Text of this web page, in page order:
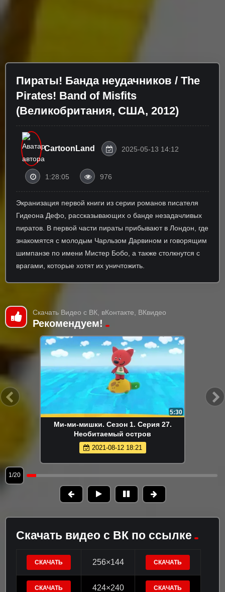
Пираты! Банда неудачников / The
Pirates! Band of Misfits
(Великобритания, США, 2012)
CartoonLand 2025-05-13 14:12
1:28:05 976
Экранизация первой книги из серии романов писателя
Гидеона Дефо, рассказывающих о банде незадачливых
пиратов. В первой части пираты прибывают в Лондон, где
знакомятся с молодым Чарльзом Дарвином и говорящим
шимпанзе по имени Мистер Бобо, а также столкнутся с
врагами, которые хотят их уничтожить.
Скачать Видео с ВК, вКонтакте, ВКвидео
Рекомендуем!
5:30
Ми-ми-мишки. Сезон 1. Серия 27.
Необитаемый остров
2021-08-12 18:21
1/20
Скачать видео с ВК по ссылке
СКАЧАТЬ 256×144 СКАЧАТЬ
СКАЧАТЬ 424×240 СКАЧАТЬ